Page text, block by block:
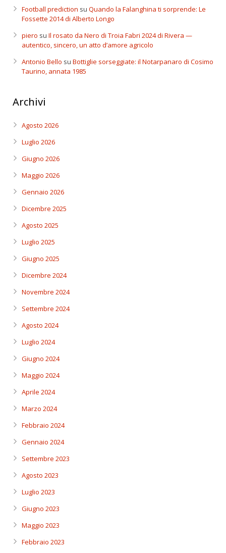
Football prediction su Quando la Falanghina ti sorprende: Le
Fossette 2014 di Alberto Longo
piero su Il rosato da Nero di Troia Fabri 2024 di Rivera —
autentico, sincero, un atto d’amore agricolo
Antonio Bello su Bottiglie sorseggiate: il Notarpanaro di Cosimo
Taurino, annata 1985
Archivi
Agosto 2026
Luglio 2026
Giugno 2026
Maggio 2026
Gennaio 2026
Dicembre 2025
Agosto 2025
Luglio 2025
Giugno 2025
Dicembre 2024
Novembre 2024
Settembre 2024
Agosto 2024
Luglio 2024
Giugno 2024
Maggio 2024
Aprile 2024
Marzo 2024
Febbraio 2024
Gennaio 2024
Settembre 2023
Agosto 2023
Luglio 2023
Giugno 2023
Maggio 2023
Febbraio 2023